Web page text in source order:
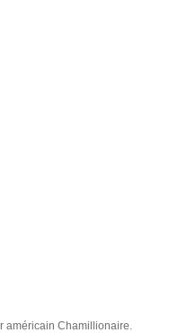
américain Chamillionaire.